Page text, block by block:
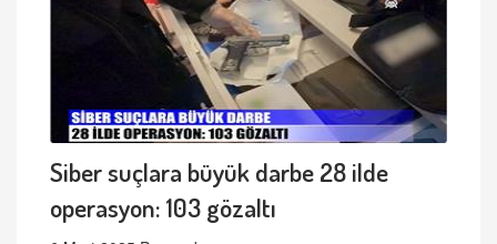
Siber suçlara büyük darbe 28 ilde
operasyon: 103 gözaltı